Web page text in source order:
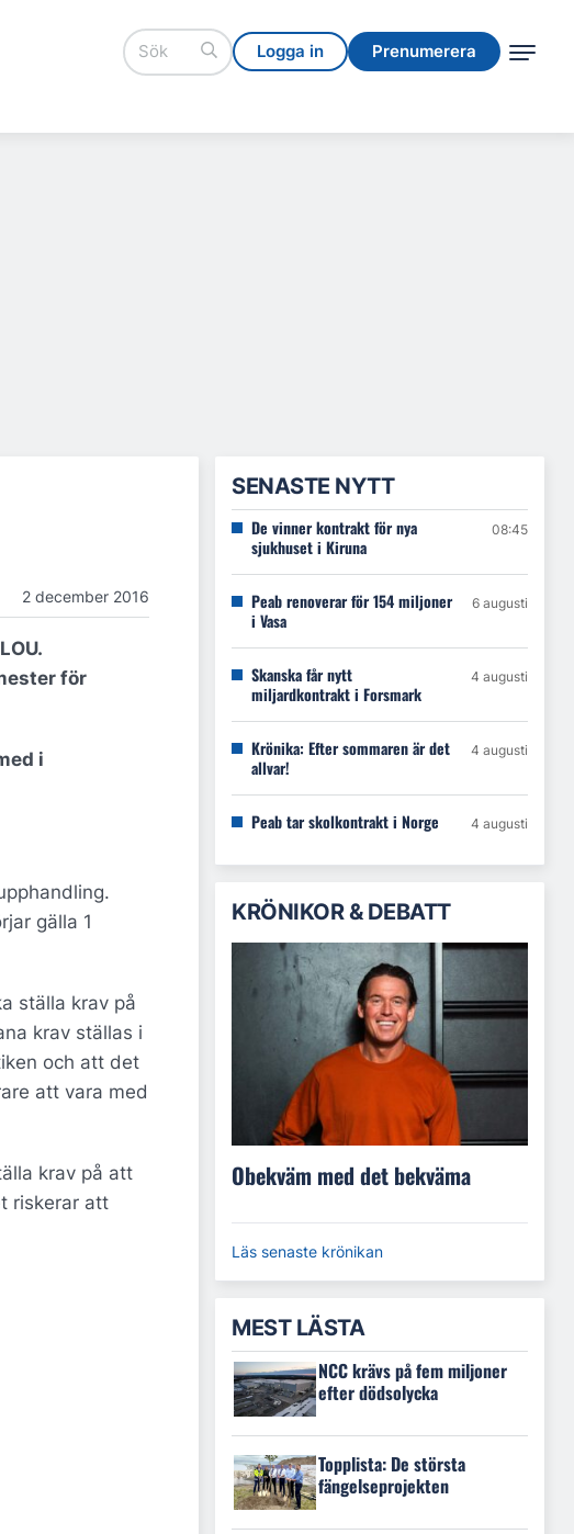
Logga in Prenumerera
Logga in Prenumerera
2 december 2016
för
i
gälla 1
ställa krav på
krav ställas i
och att det
att vara med
krav på att
riskerar att
SENASTE NYTT
De vinner kontrakt för nya
sjukhuset i Kiruna
08:45
Peab renoverar för 154 miljoner
i Vasa
6 augusti
Skanska får nytt
miljardkontrakt i Forsmark
4 augusti
Krönika: Efter sommaren är det
allvar!
4 augusti
Peab tar skolkontrakt i Norge 4 augusti
KRÖNIKOR & DEBATT
Obekväm med det bekväma
Läs senaste krönikan
MEST LÄSTA
NCC krävs på fem miljoner
efter dödsolycka
Topplista: De största
fängelseprojekten